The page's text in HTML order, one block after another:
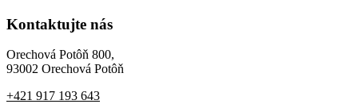
Kontaktujte nás
Orechová Potôň 800,
93002 Orechová Potôň
+421 917 193 643